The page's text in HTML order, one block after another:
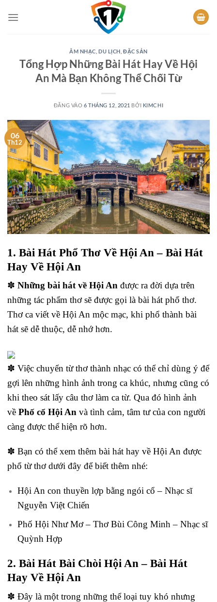
qua
ÂM NHẠC ,DU LỊCH ,ĐẶC SẢN
Tổng Hợp Những Bài Hát Hay Về Hội
An Mà Bạn Không Thể Chối Từ
ĐĂNG VÀO 6 THÁNG 12, 2021 BỞI KIMCHI
06
Th12
1. Bài Hát Phổ Thơ Về Hội An – Bài Hát
Hay Về Hội An
✽ Những bài hát về Hội An được ra đời dựa trên
những tác phẩm thơ sẽ được gọi là bài hát phổ thơ.
Thơ ca viết về Hội An mộc mạc, khi phổ thành bài
hát sẽ dễ thuộc, dễ nhớ hơn.
✽ Việc chuyển từ thơ thành nhạc có thể chỉ dùng ý để
gợi lên những hình ảnh trong ca khúc, nhưng cũng có
khi theo sát lấy câu thơ làm ca từ. Qua đó hình ảnh
về Phố cổ Hội An và tình cảm, tâm tư của con người
càng được thể hiện rõ hơn.
✽ Bạn có thể xem thêm bài hát hay về Hội An được
phổ từ thơ dưới đây để biết thêm nhé:
Hội An con thuyền lợp bằng ngói cổ – Nhạc sĩ
Nguyễn Việt Chiến
Phố Hội Như Mơ – Thơ Bùi Công Minh – Nhạc sĩ
Quỳnh Hợp
2. Bài Hát Bài Chòi Hội An – Bài Hát
Hay Về Hội An
✽ Đây là một trong những thể loại tuy khó nhưng